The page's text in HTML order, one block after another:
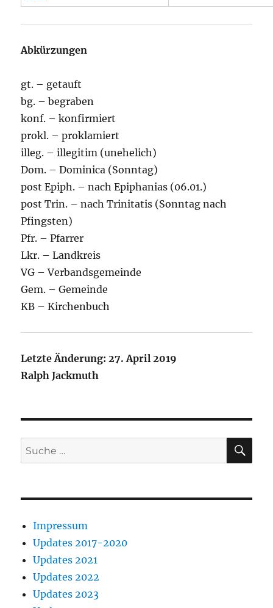
Abkürzungen
gt. – getauft
bg. – begraben
konf. – konfirmiert
prokl. – proklamiert
illeg. – illegitim (unehelich)
Dom. – Dominica (Sonntag)
post Epiph. – nach Epiphanias (06.01.)
post Trin. – nach Trinitatis (Sonntag nach
Pfingsten)
Pfr. – Pfarrer
Lkr. – Landkreis
VG – Verbandsgemeinde
Gem. – Gemeinde
KB – Kirchenbuch
Letzte Änderung: 27. April 2019
Ralph Jackmuth
Suche
nach:
Impressum
Updates 2017-2020
Updates 2021
Updates 2022
Updates 2023